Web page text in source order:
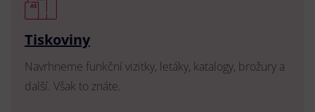
Tiskoviny
Navrhneme funkční vizitky, letáky, katalogy, brožury a
další. Však to znáte.